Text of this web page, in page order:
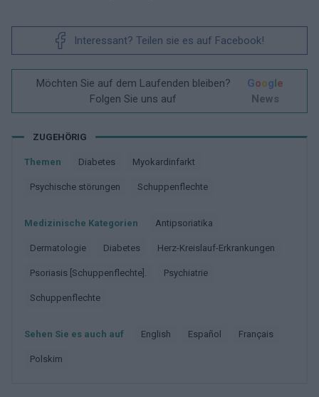
Interessant? Teilen sie es auf Facebook!
Möchten Sie auf dem Laufenden bleiben?
Folgen Sie uns auf
Google
News
ZUGEHÖRIG
Themen Diabetes Myokardinfarkt
Psychische störungen Schuppenflechte
Medizinische Kategorien Antipsoriatika
Dermatologie Diabetes Herz-Kreislauf-Erkrankungen
Psoriasis [Schuppenflechte]. Psychiatrie
Schuppenflechte
Sehen Sie es auch auf english español français
polskim